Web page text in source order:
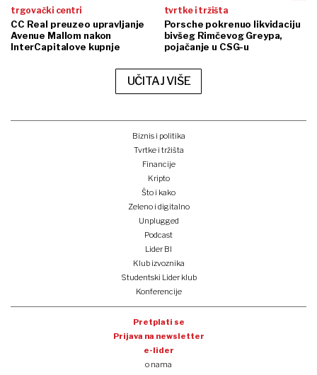
trgovački centri
CC Real preuzeo upravljanje
Avenue Mallom nakon
InterCapitalove kupnje
tvrtke i tržišta
Porsche pokrenuo likvidaciju
bivšeg Rimčevog Greypa,
pojačanje u CSG-u
UČITAJ VIŠE
Biznis i politika
Tvrtke i tržišta
Financije
Kripto
Što i kako
Zeleno i digitalno
Unplugged
Podcast
Lider BI
Klub izvoznika
Studentski Lider klub
Konferencije
Pretplati se
Prijava na newsletter
e-lider
o nama